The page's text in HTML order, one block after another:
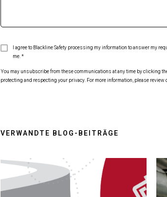
I agree to Blackline Safety processing my information to answer my
me.*
You may unsubscribe from these communications at any time by clicking
protecting and respecting your privacy. For more information, please review
VERWANDTE BLOG-BEITRÄGE